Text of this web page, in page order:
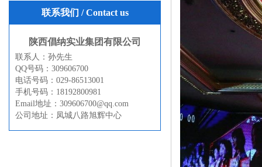
联系我们 / Contact us
陕西倡纳实业集团有限公司
联系人：孙先生
QQ号码：309606700
电话号码：029-86513001
手机号码：18192800981
Email地址：309606700@qq.com
公司地址：凤城八路旭辉中心